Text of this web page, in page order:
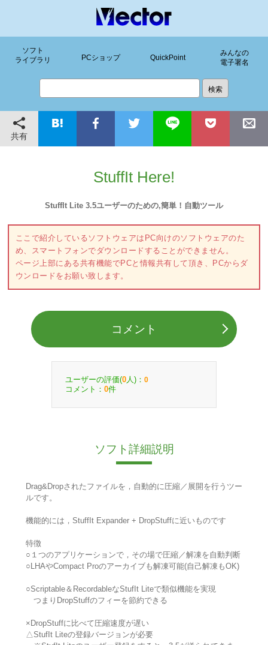
ソフト
ライブラリ
PCショップ QuickPoint
みんなの
電子署名
共有
StuffIt Here!
StuffIt Lite 3.5ユーザーのための,簡単！自動ツール
ここで紹介しているソフトウェアはPC向けのソフトウェアのた
め、スマートフォンでダウンロードすることができません。
ページ上部にある共有機能でPCと情報共有して頂き、PCからダ
ウンロードをお願い致します。
コメント
ユーザーの評価(0 人)： 0
コメント： 0件
ソフト詳細説明
Drag&Dropされたファイルを，自動的に圧縮／展開を行うツー
ルです。
機能的には，StuffIt Expander + DropStuffに近いものです
特徴
○１つのアプリケーションで，その場で圧縮／解凍を自動判断
○LHAやCompact Proのアーカイブも解凍可能(自己解凍もOK)
○Scriptable＆RecordableなStufIt Liteで類似機能を実現
つまりDropStuffのフィーを節約できる
×DropStuffに比べて圧縮速度が遅い
△StufIt Liteの登録バージョンが必要